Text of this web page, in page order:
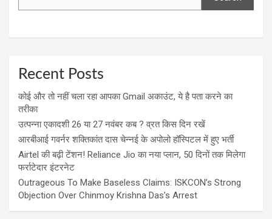
Recent Posts
कोई और तो नहीं चला रहा आपका Gmail अकाउंट, ये है पता करने का
तरीका
उत्पन्ना एकादशी 26 या 27 नवंबर कब ? व्रत किस दिन रखें
आरबीआई गवर्नर शक्तिकांत दास चेन्नई के अपोलो हॉस्पिटल में हुए भर्ती
Airtel की बढ़ी टेंशन! Reliance Jio का नया प्लान, 50 दिनों तक मिलेगा
फर्राटेदार इंटरनेट
Outrageous To Make Baseless Claims: ISKCON’s Strong
Objection Over Chinmoy Krishna Das’s Arrest